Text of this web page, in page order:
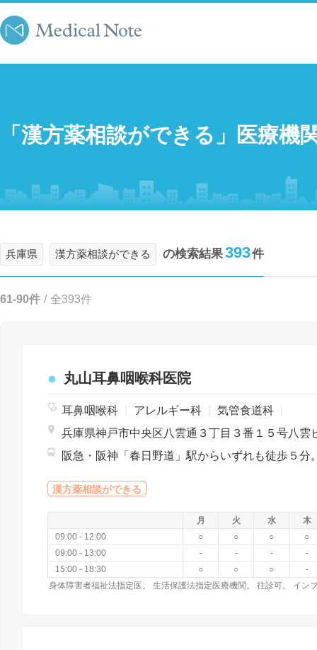
「漢方薬相談ができる」医療機
兵庫県 漢方薬相談ができる の検索結果393件
61-90件 / 全393件
丸山耳鼻咽喉科医院
耳鼻咽喉科 アレルギー科 気管食道科
漢方薬相談ができる
月 火 水
木
09:00 - 12:00
○ ○ ○
○
09:00 - 13:00
- - -
-
15:00 - 18:30
○ ○ ○
-
身体障害者福祉法指定医。 生活保護法指定医療機関。 往診可。 イン